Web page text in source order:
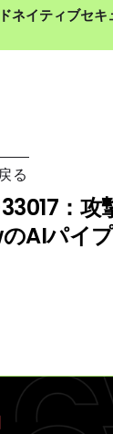
ネイティブセキ
る
：攻
AIパイ